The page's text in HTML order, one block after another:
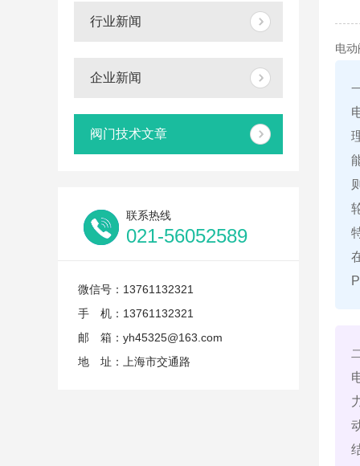
行业新闻
企业新闻
阀门技术文章
联系热线
021-56052589
微信号：13761132321
手 机：13761132321
邮 箱：yh45325@163.com
地 址：上海市交通路
电